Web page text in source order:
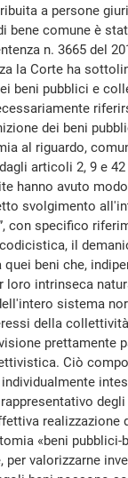
a persone
bene comune è
n. 3665 del
la Corte ha
beni pubblici e
dei beni
al riguardo,
articoli 2, 9 e
hanno avuto
svolgimento
con specifico
il
beni che,
loro intrinseca
sistema
della
prettamente
Ciò
«beni
valorizzarne